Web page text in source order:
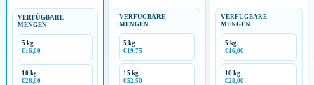
VERFÜGBARE
MENGEN
5 kg
€16,00
10 kg
€28,00
VERFÜGBARE
MENGEN
5 kg
€19,75
15 kg
€52,50
VERFÜGBARE
MENGEN
5 kg
€16,00
10 kg
€28,00